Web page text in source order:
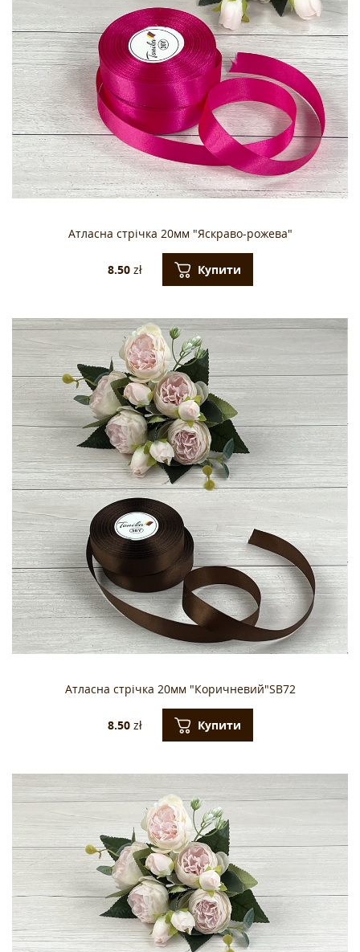
Атласна стрічка 20мм "Яскраво-рожева"
8.50zł Купити
Атласна стрічка 20мм "Коричневий"SB72
8.50zł Купити